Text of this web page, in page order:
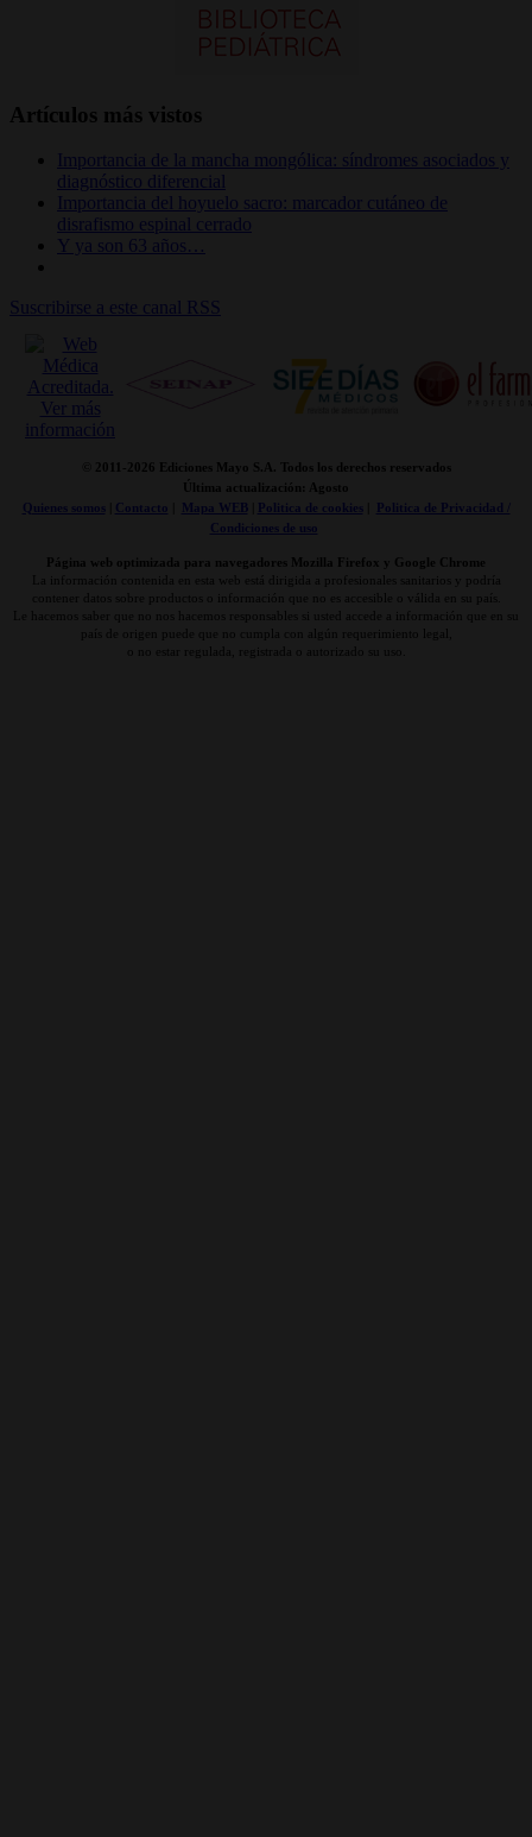
Artículos más vistos
Importancia de la mancha mongólica: síndromes asociados y
diagnóstico diferencial
Importancia del hoyuelo sacro: marcador cutáneo de
disrafismo espinal cerrado
Y ya son 63 años…
Suscribirse a este canal RSS
© 2011-2026 Ediciones Mayo S.A. Todos los derechos reservados
Última actualización: Agosto
Quienes somos| Contacto Mapa WEB Politica de cookies|
Politica de Privacidad /
Condiciones de uso
Página web optimizada para navegadores Mozilla Firefox y Google Chrome
La información contenida en esta web está dirigida a profesionales sanitarios y podría
contener datos sobre productos o información que no es accesible o válida en su país.
Le hacemos saber que no nos hacemos responsables si usted accede a información que en su
país de origen puede que no cumpla con algún requerimiento legal,
o no estar regulada, registrada o autorizado su uso.